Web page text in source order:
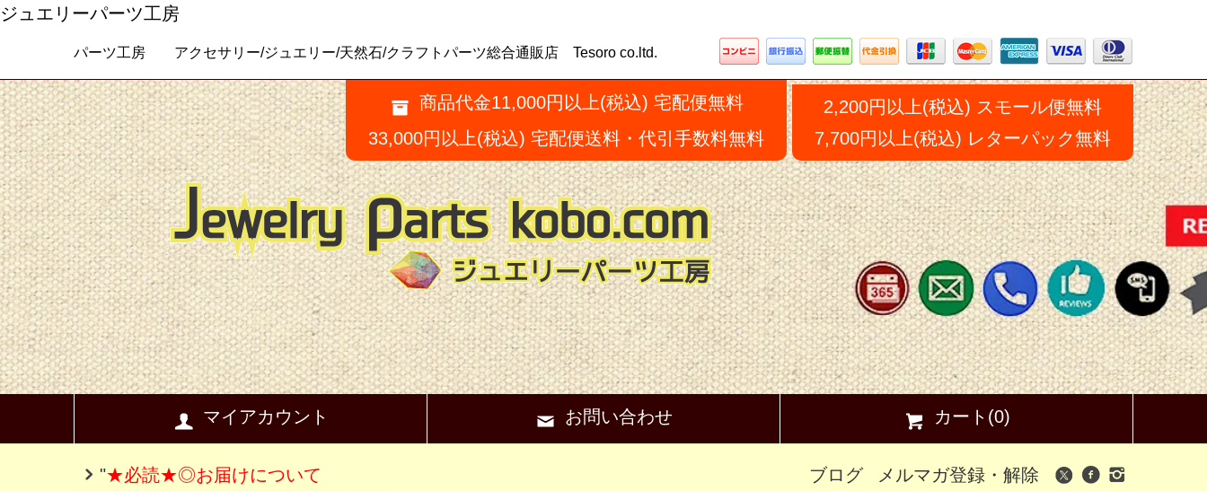
ジュエリーパーツ工房
パーツ工房 アクセサリー/ジュエリー/天然石/クラフトパーツ総合通販店 Tesoro co.ltd.
商品代金11,000円以上(税込) 宅配便無料
33,000円以上(税込) 宅配便送料・代引手数料無料
2,200円以上(税込) スモール便無料
7,700円以上(税込) レターパック無料
マイアカウント お問い合わせ カート(0)
"★必読★◎お届けについて
ブログ メルマガ登録・解除